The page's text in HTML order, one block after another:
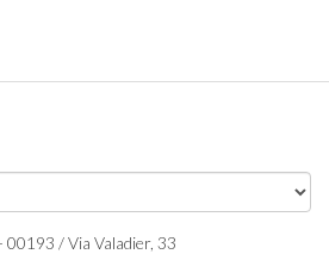
00193 / Via Valadier, 33